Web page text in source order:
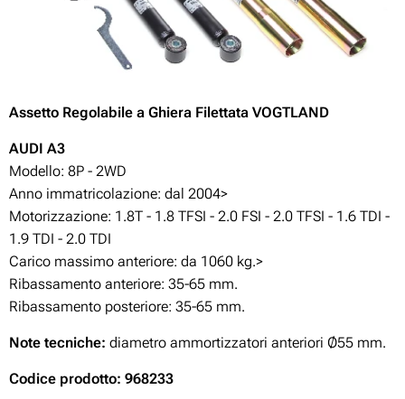
Assetto Regolabile a Ghiera Filettata VOGTLAND
AUDI A3
Modello: 8P - 2WD
Anno immatricolazione: dal 2004>
Motorizzazione: 1.8T - 1.8 TFSI - 2.0 FSI - 2.0 TFSI - 1.6 TDI -
1.9 TDI - 2.0 TDI
Carico massimo anteriore: da 1060 kg.>
Ribassamento anteriore: 35-65 mm.
Ribassamento posteriore: 35-65 mm.
Note tecniche: diametro ammortizzatori anteriori Ø55 mm.
Codice prodotto: 968233